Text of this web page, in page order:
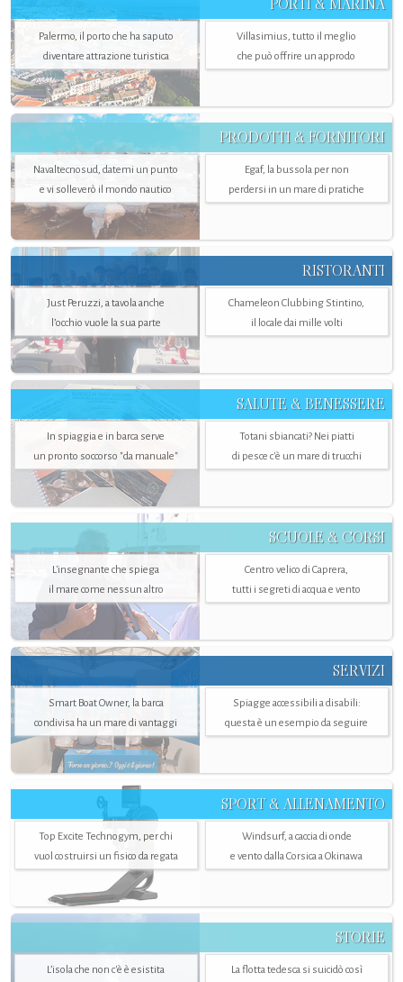
Palermo, il porto che ha saputo
diventare attrazione turistica
Villasimius, tutto il meglio
che può offrire un approdo
PRODOTTI & FORNITORI
Navaltecnosud, datemi un punto
e vi solleverò il mondo nautico
Egaf, la bussola per non
perdersi in un mare di pratiche
RISTORANTI
Just Peruzzi, a tavola anche
l’occhio vuole la sua parte
Chameleon Clubbing Stintino,
il locale dai mille volti
SALUTE & BENESSERE
In spiaggia e in barca serve
un pronto soccorso "da manuale"
Totani sbiancati? Nei piatti
di pesce c'è un mare di trucchi
SCUOLE & CORSI
L'insegnante che spiega
il mare come nessun altro
Centro velico di Caprera,
tutti i segreti di acqua e vento
SERVIZI
Smart Boat Owner, la barca
condivisa ha un mare di vantaggi
Spiagge accessibili a disabili:
questa è un esempio da seguire
SPORT & ALLENAMENTO
Top Excite Technogym, per chi
vuol costruirsi un fisico da regata
Windsurf, a caccia di onde
e vento dalla Corsica a Okinawa
STORIE
L’isola che non c'è è esistita
La flotta tedesca si suicidò così